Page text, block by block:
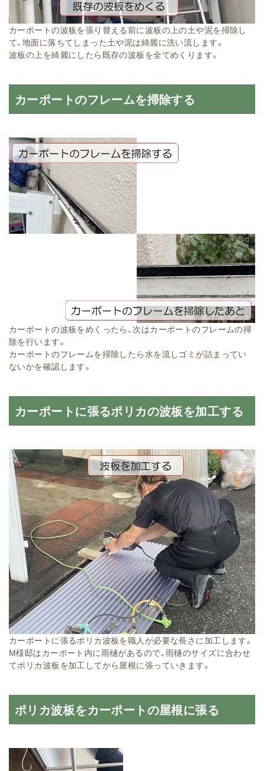
カーポートの波板を張り替える前に波板の上の土や泥を掃除し
て、地面に落ちてしまった土や泥は綺麗に洗い流します。
波板の上を綺麗にしたら既存の波板を全てめくります。
カーポートのフレームを掃除する
カーポートの波板をめくったら、次はカーポートのフレームの掃
除を行います。
カーポートのフレームを掃除したら水を流しゴミが詰まってい
ないかを確認します。
カーポートに張るポリカの波板を加工する
カーポートに張るポリカ波板を職人が必要な長さに加工します。
M様邸はカーポート内に雨樋があるので、雨樋のサイズに合わせ
てポリカ波板を加工してから屋根に張っていきます。
ポリカ波板をカーポートの屋根に張る